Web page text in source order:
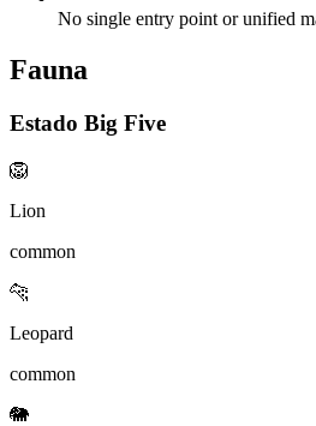
No single entry point or unified
Fauna
Estado Big Five
🦁
Lion
common
🐆
Leopard
common
🐘